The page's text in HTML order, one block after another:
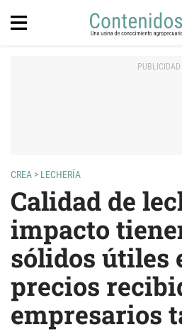
CREA > LECHERÍA
Calidad de
impacto
sólidos útiles
precios
empresarios